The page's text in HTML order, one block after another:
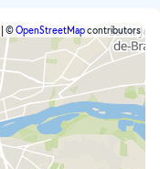
©OpenStreetMapcontributors